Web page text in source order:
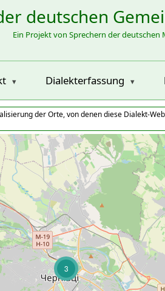
deutschen
Ein Projekt von Sprechern der deutschen
Dialekterfassung
der Orte, von denen diese Dialekt-
3